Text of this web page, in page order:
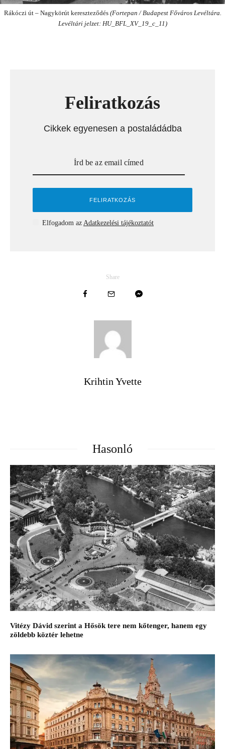
Rákóczi út – Nagykörút kereszteződés (Fortepan / Budapest Főváros Levéltára.
Levéltári jelzet: HU_BFL_XV_19_c_11)
Feliratkozás
Cikkek egyenesen a postaládádba
Elfogadom az Adatkezelési tájékoztatót
Share
Krihtin Yvette
Hasonló
Vitézy Dávid szerint a Hősök tere nem kőtenger, hanem egy
zöldebb köztér lehetne